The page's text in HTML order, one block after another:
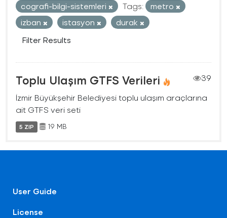
cografi-bilgi-sistemleri
Tags:
metro
izban
istasyon
durak
Filter Results
Toplu Ulaşım GTFS Verileri
39
İzmir Büyükşehir Belediyesi toplu ulaşım araçlarına
ait GTFS veri seti
5 ZIP 19 MB
User Guide
License